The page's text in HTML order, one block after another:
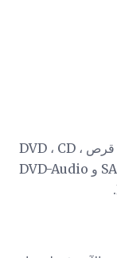
قرص Blu-ray (كلاهما ثنائي وثلاثي الأبعاد) ، قرص DVD ، CD ،
. يعد تشغيل SACD و DVD-Audio